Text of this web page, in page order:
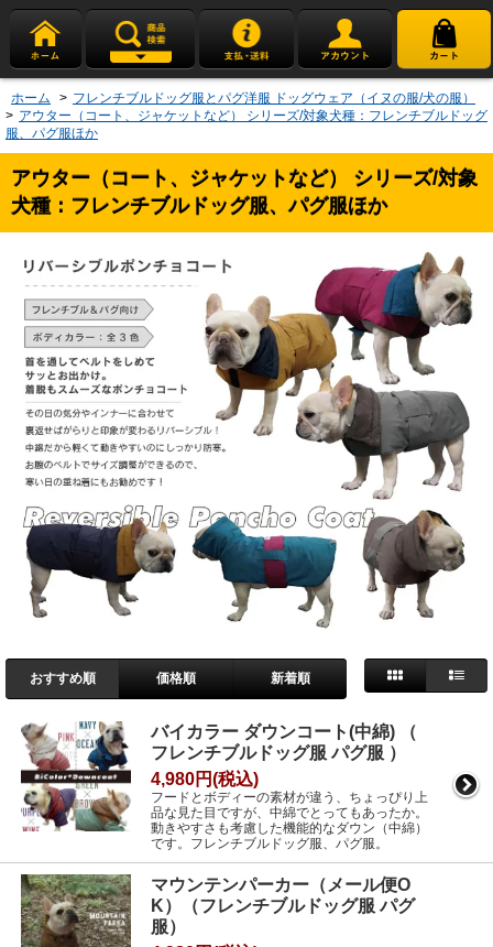
ホーム > フレンチブルドッグ服とパグ洋服 ドッグウェア（イヌの服/犬の服）
> アウター（コート、ジャケットなど） シリーズ/対象犬種：フレンチブルドッグ
服、パグ服ほか
アウター（コート、ジャケットなど） シリーズ/対象
犬種：フレンチブルドッグ服、パグ服ほか
おすすめ順 価格順 新着順
バイカラー ダウンコート(中綿) （
フレンチブルドッグ服 パグ服 ）
4,980円(税込)
フードとボディーの素材が違う、ちょっぴり上
品な見た目ですが、中綿でとってもあったか。
動きやすさも考慮した機能的なダウン（中綿）
です。フレンチブルドッグ服、パグ服。
マウンテンパーカー（メール便O
K）（フレンチブルドッグ服 パグ
服）